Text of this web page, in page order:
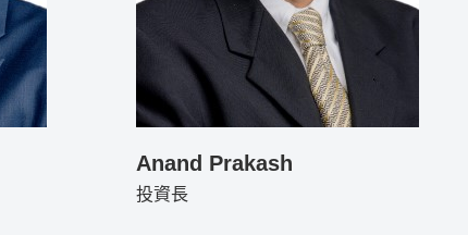
Anand Prakash
投資長